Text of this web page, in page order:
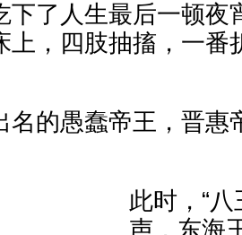
下了人生最后一顿
上，四肢抽搐，一番
名的愚蠢帝王，晋惠
此时，“
声，东海